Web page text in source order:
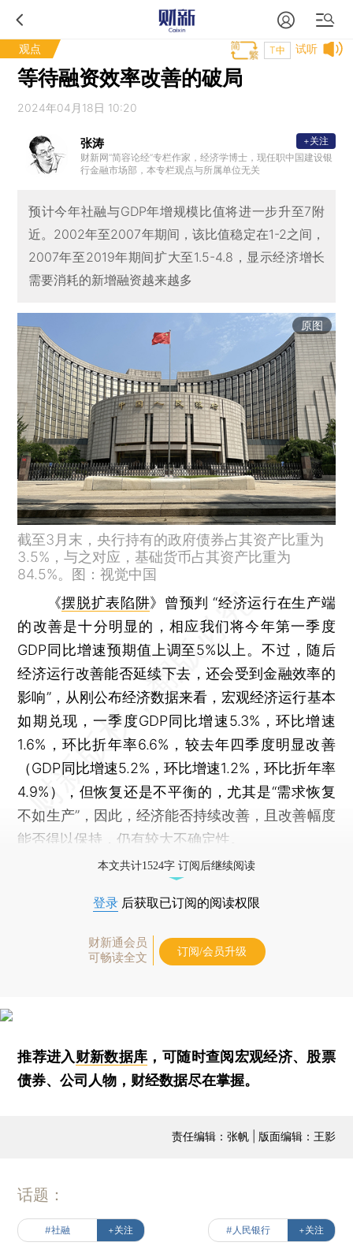
观点 试听
T中
等待融资效率改善的破局
2024年04月18日 10:20
张涛
财新网“简容论经”专栏作家，经济学博士，现任职中国建设银
行金融市场部，本专栏观点与所属单位无关
+关注
预计今年社融与GDP年增规模比值将进一步升至7附
近。2002年至2007年期间，该比值稳定在1-2之间，
2007年至2019年期间扩大至1.5-4.8，显示经济增长
需要消耗的新增融资越来越多
原图
截至3月末，央行持有的政府债券占其资产比重为
3.5%，与之对应，基础货币占其资产比重为
84.5%。图：视觉中国
《摆脱扩表陷阱》曾预判 “经济运行在生产端
的改善是十分明显的，相应我们将今年第一季度
GDP同比增速预期值上调至5%以上。不过，随后
经济运行改善能否延续下去，还会受到金融效率的
影响”，从刚公布经济数据来看，宏观经济运行基本
如期兑现，一季度GDP同比增速5.3%，环比增速
1.6%，环比折年率6.6%，较去年四季度明显改善
（GDP同比增速5.2%，环比增速1.2%，环比折年率
4.9%），但恢复还是不平衡的，尤其是“需求恢复
不如生产”，因此，经济能否持续改善，且改善幅度
能否得以保持，仍有较大不确定性。
本文共计1524字 订阅后继续阅读
登录 后获取已订阅的阅读权限
财新通会员
可畅读全文
订阅/会员升级
推荐进入财新数据库 ，可随时查阅宏观经济、股票
债券、公司人物，财经数据尽在掌握。
责任编辑：张帆 | 版面编辑：王影
话题：
#社融 +关注 #人民银行 +关注